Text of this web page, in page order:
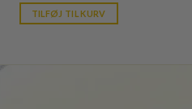
is:
kr. 39,95.
TILFØJ TIL KURV